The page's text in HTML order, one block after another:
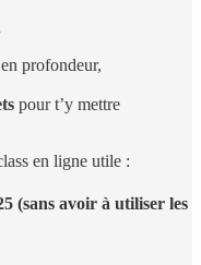
profondeur,
pour t’y mettre
en ligne utile :
(sans avoir à utiliser les